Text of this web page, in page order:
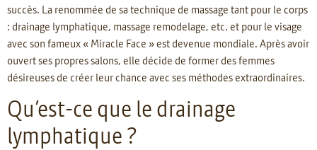
succès. La renommée de sa technique de massage tant pour le corps
: drainage lymphatique, massage remodelage, etc. et pour le visage
avec son fameux « Miracle Face » est devenue mondiale. Après avoir
ouvert ses propres salons, elle décide de former des femmes
désireuses de créer leur chance avec ses méthodes extraordinaires.
Qu’est-ce que le drainage
lymphatique ?